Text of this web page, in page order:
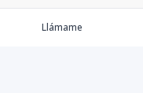
Llámame